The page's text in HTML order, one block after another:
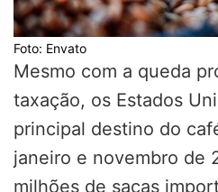
Foto: Envato
Mesmo com a queda
taxação, os Estados
principal destino do
janeiro e novembro de
milhões de sacas